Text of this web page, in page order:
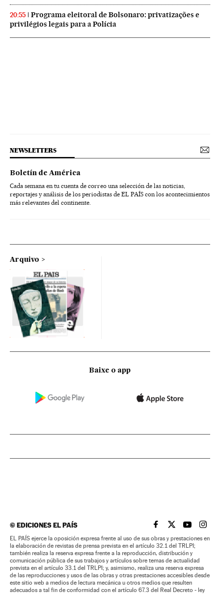
20:55
Programa eleitoral de Bolsonaro: privatizações e
privilégios legais para a Polícia
NEWSLETTERS
Boletín de América
Cada semana en tu cuenta de correo una selección de las noticias,
reportajes y análisis de los periodistas de EL PAÍS con los acontecimientos
más relevantes del continente.
Arquivo
Baixe o app
©EDICIONES EL PAÍS EL PAÍS BRASIL EN
EL PAÍSEL PAÍS
EL
EL PAÍS ejerce la oposición expresa frente al uso de sus obras y prestaciones en
la elaboración de revistas de prensa prevista en el artículo 32.1 del TRLPI;
también realiza la reserva expresa frente a la reproducción, distribución y
comunicación pública de sus trabajos y artículos sobre temas de actualidad
prevista en el artículo 33.1 del TRLPI; y, asimismo, realiza una reserva expresa
de las reproducciones y usos de las obras y otras prestaciones accesibles desde
este sitio web a medios de lectura mecánica u otros medios que resulten
adecuados a tal fin de conformidad con el artículo 67.3 del Real Decreto - ley